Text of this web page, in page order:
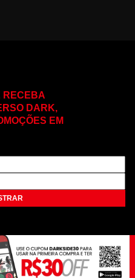
RECEBA
DARK,
EM